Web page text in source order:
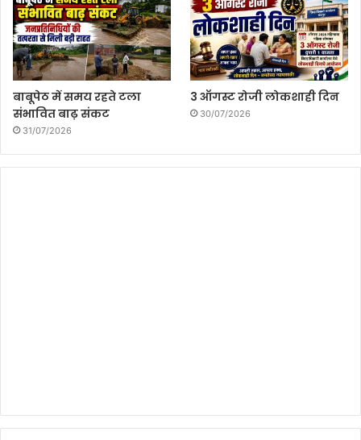
बाबूपेठ में समय रहते टला
संभावित बाढ़ संकट
31/07/2026
3 ऑगस्ट रोजी लोकशाही दिन
30/07/2026